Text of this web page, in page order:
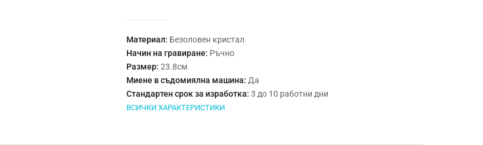
Материал: Безоловен кристал
Начин на гравиране: Ръчно
Размер: 23.8см
Миене в съдомиялна машина: Да
Стандартен срок за изработка: 3 до 10 работни дни
ВСИЧКИ ХАРАКТЕРИСТИКИ